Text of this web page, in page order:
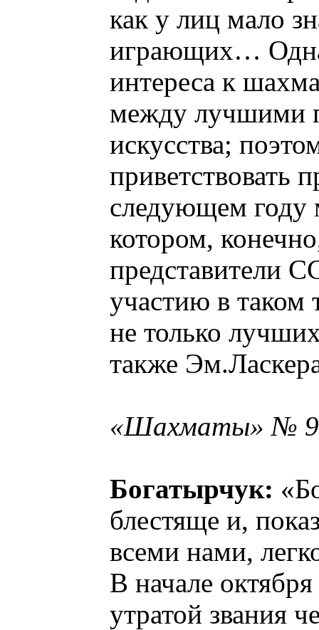
как у лиц мало
играющих…
интереса к
между лучшими
искусства;
приветствовать
следующем году
котором,
представители
участию в таком
не только
также
«Шахматы» № 9,
Богатырчук:
блестяще и,
всеми нами,
В начале
утратой звания